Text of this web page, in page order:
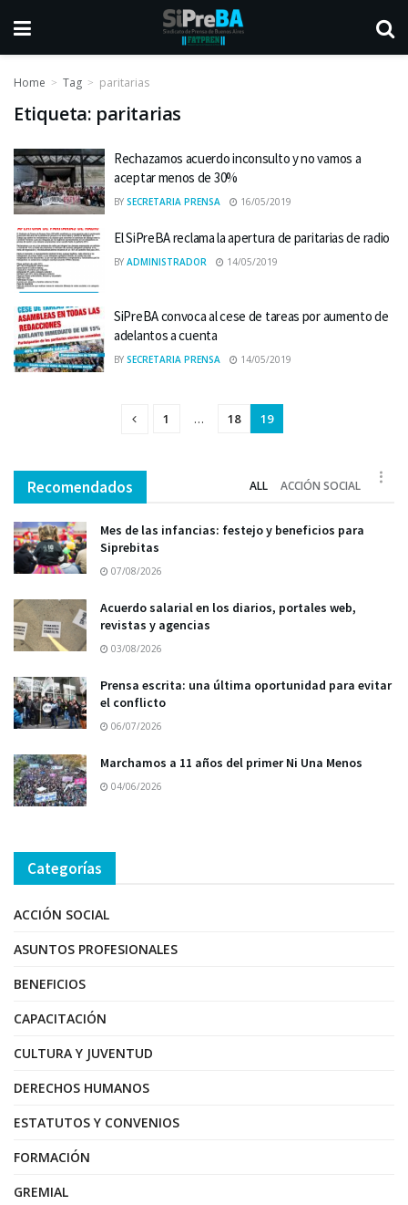
Home Tag paritarias
Etiqueta: paritarias
Rechazamos acuerdo inconsulto y no vamos a
aceptar menos de 30%
BY SECRETARIA PRENSA 16/05/2019
El SiPreBA reclama la apertura de paritarias de radio
BY ADMINISTRADOR 14/05/2019
SiPreBA convoca al cese de tareas por aumento de
adelantos a cuenta
BY SECRETARIA PRENSA 14/05/2019
1 … 18 19
Recomendados ALL ACCIÓN SOCIAL
Mes de las infancias: festejo y beneficios para
Siprebitas
07/08/2026
Acuerdo salarial en los diarios, portales web,
revistas y agencias
03/08/2026
Prensa escrita: una última oportunidad para evitar
el conflicto
06/07/2026
Marchamos a 11 años del primer Ni Una Menos
04/06/2026
Categorías
ACCIÓN SOCIAL
ASUNTOS PROFESIONALES
BENEFICIOS
CAPACITACIÓN
CULTURA Y JUVENTUD
DERECHOS HUMANOS
ESTATUTOS Y CONVENIOS
FORMACIÓN
GREMIAL